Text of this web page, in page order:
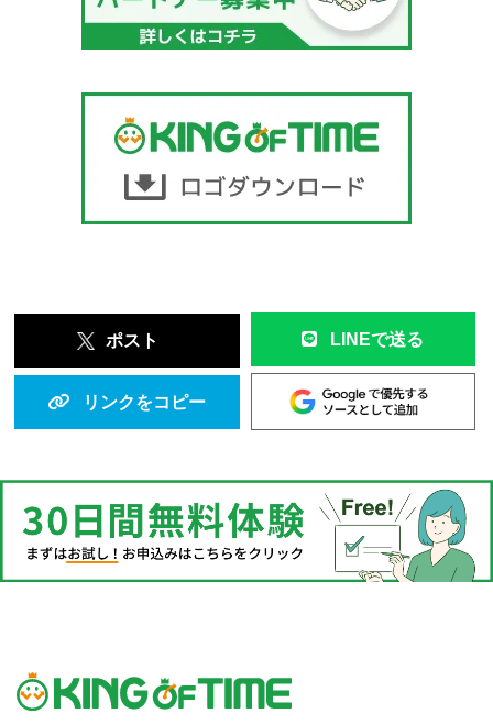
ポスト LINEで送る
リンクをコピー